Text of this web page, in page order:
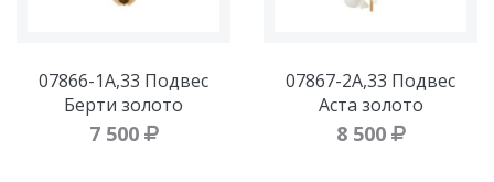
07866-1A,33 Подвес
Берти золото
7 500
07867-2A,33 Подвес
Аста золото
8 500